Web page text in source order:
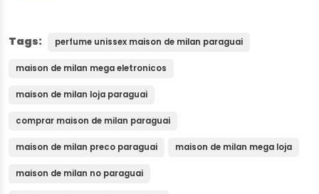
Tags: perfume unissex maison de milan paraguai
maison de milan mega eletronicos
maison de milan loja paraguai
comprar maison de milan paraguai
maison de milan preco paraguai maison de milan mega loja
maison de milan no paraguai